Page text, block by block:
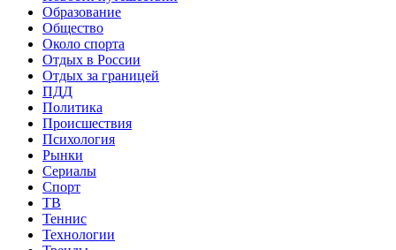
Образование
Общество
Около спорта
Отдых в России
Отдых за границей
ПДД
Политика
Происшествия
Психология
Рынки
Сериалы
Спорт
ТВ
Теннис
Технологии